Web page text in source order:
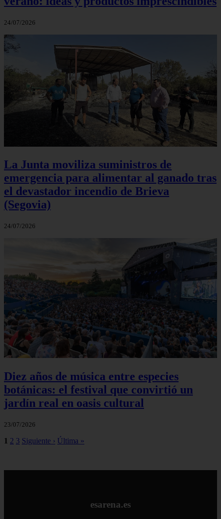
24/07/2026
La Junta moviliza suministros de
emergencia para alimentar al ganado tras
el devastador incendio de Brieva
(Segovia)
24/07/2026
Diez años de música entre especies
botánicas: el festival que convirtió un
jardín real en oasis cultural
23/07/2026
1 2 3 Siguiente › Última »
esarena.es